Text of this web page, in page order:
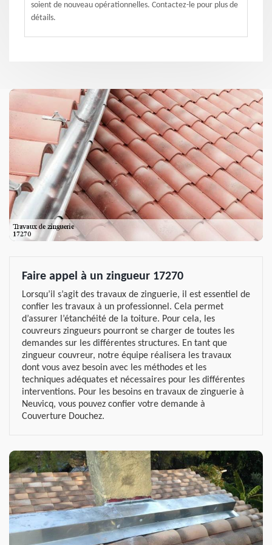
soient de nouveau opérationnelles. Contactez-le pour plus de
détails.
Faire appel à un zingueur 17270
Lorsqu’il s’agit des travaux de zinguerie, il est essentiel de
confier les travaux à un professionnel. Cela permet
d’assurer l’étanchéité de la toiture. Pour cela, les
couvreurs zingueurs pourront se charger de toutes les
demandes sur les différentes structures. En tant que
zingueur couvreur, notre équipe réalisera les travaux
dont vous avez besoin avec les méthodes et les
techniques adéquates et nécessaires pour les différentes
interventions. Pour les besoins en travaux de zinguerie à
Neuvicq, vous pouvez confier votre demande à
Couverture Douchez.